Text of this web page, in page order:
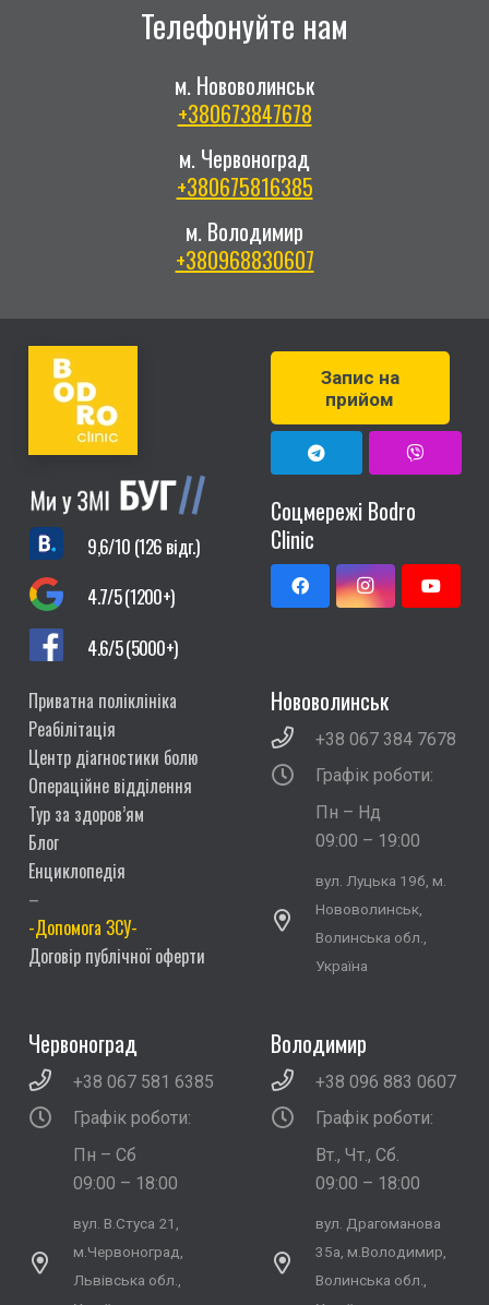
Телефонуйте нам
м. Нововолинськ
+380673847678
м. Червоноград
+380675816385
м. Володимир
+380968830607
9,6/10 (126 відг.)
4.7/5 (1200+)
4.6/5 (5000+)
Запис на
прийом
Соцмережі Bodro
Clinic
Приватна поліклініка
Реабілітація
Центр діагностики болю
Операційне відділення
Тур за здоров’ям
Блог
Енциклопедія
–
-Допомога ЗСУ-
Договір публічної оферти
Нововолинськ
+38 067 384 7678
Графік роботи:
Пн – Нд
09:00 – 19:00
вул. Луцька 19б, м.
Нововолинськ,
Волинська обл.,
Україна
Червоноград
+38 067 581 6385
Графік роботи:
Пн – Сб
09:00 – 18:00
вул. В.Стуса 21,
м.Червоноград,
Львівська обл.,
Володимир
+38 096 883 0607
Графік роботи:
Вт., Чт., Сб.
09:00 – 18:00
вул. Драгоманова
35а, м.Володимир,
Волинська обл.,